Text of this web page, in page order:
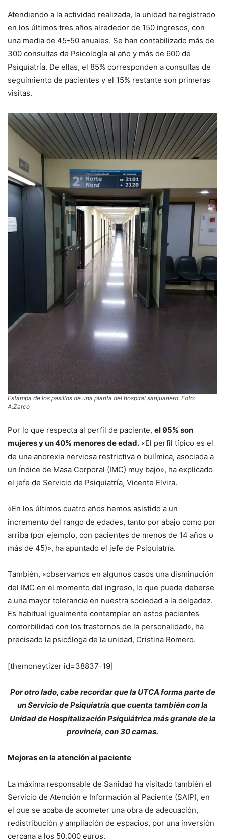
Atendiendo a la actividad realizada, la unidad ha registrado
en los últimos tres años alrededor de 150 ingresos, con
una media de 45-50 anuales. Se han contabilizado más de
300 consultas de Psicología al año y más de 600 de
Psiquiatría. De ellas, el 85% corresponden a consultas de
seguimiento de pacientes y el 15% restante son primeras
visitas.
Estampa de los pasillos de una planta del hospital sanjuanero. Foto:
A.Zarco
Por lo que respecta al perfil de paciente, el 95% son
mujeres y un 40% menores de edad. «El perfil típico es el
de una anorexia nerviosa restrictiva o bulímica, asociada a
un Índice de Masa Corporal (IMC) muy bajo», ha explicado
el jefe de Servicio de Psiquiatría, Vicente Elvira.
«En los últimos cuatro años hemos asistido a un
incremento del rango de edades, tanto por abajo como por
arriba (por ejemplo, con pacientes de menos de 14 años o
más de 45)», ha apuntado el jefe de Psiquiatría.
También, «observamos en algunos casos una disminución
del IMC en el momento del ingreso, lo que puede deberse
a una mayor tolerancia en nuestra sociedad a la delgadez.
Es habitual igualmente contemplar en estos pacientes
comorbilidad con los trastornos de la personalidad», ha
precisado la psicóloga de la unidad, Cristina Romero.
[themoneytizer id=38837-19]
Por otro lado, cabe recordar que la UTCA forma parte de
un Servicio de Psiquiatría que cuenta también con la
Unidad de Hospitalización Psiquiátrica más grande de la
provincia, con 30 camas.
Mejoras en la atención al paciente
La máxima responsable de Sanidad ha visitado también el
Servicio de Atención e Información al Paciente (SAIP), en
el que se acaba de acometer una obra de adecuación,
redistribución y ampliación de espacios, por una inversión
cercana a los 50.000 euros.